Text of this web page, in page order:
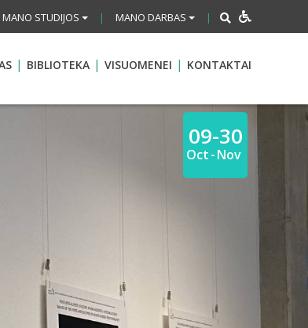
MANO STUDIJOS | MANO DARBAS |
BIBLIOTEKA VISUOMENEI KONTAKTAI
09-30
Oct-Nov